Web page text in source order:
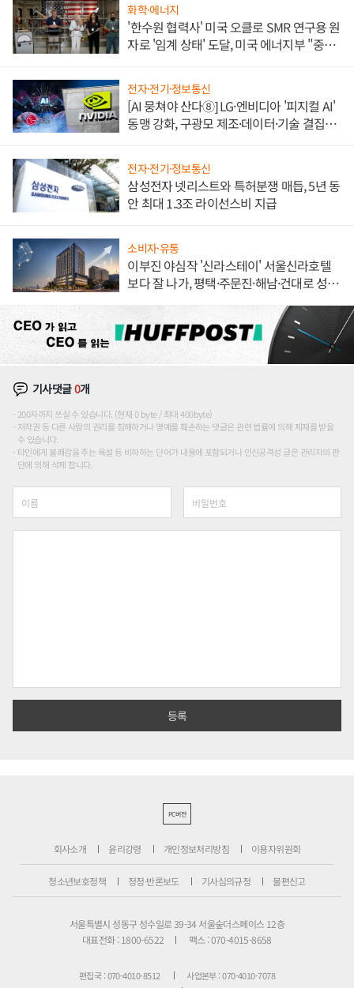
화학·에너지
'한수원 협력사' 미국 오클로 SMR 연구용 원
자로 '임계 상태' 도달, 미국 에너지부 "중요
전자·전기·정보통신
[AI 뭉쳐야 산다⑧] LG·엔비디아 '피지컬 AI'
동맹 강화, 구광모 제조·데이터·기술 결집
전자·전기·정보통신
삼성전자 넷리스트와 특허분쟁 매듭, 5년 동
안 최대 1.3조 라이선스비 지급
소비자·유통
이부진 야심작 '신라스테이' 서울신라호텔
보다 잘 나가, 평택·주문진·해남·건대로 성
기사댓글0개
200자까지 쓰실 수 있습니다. (현재 0 byte / 최대 400byte)
저작권 등 다른 사람의 권리를 침해하거나 명예를 훼손하는 댓글은 관련 법률에 의해 제재를 받을
수 있습니다.
타인에게 불쾌감을 주는 욕설 등 비하하는 단어가 내용에 포함되거나 인신공격성 글은 관리자의 판
단에 의해 삭제 합니다.
PC버전
회사소개 윤리강령 개인정보처리방침 이용자위원회
청소년보호정책 정정·반론보도 기사심의규정 불편신고
서울특별시 성동구 성수일로 39-34 서울숲더스페이스 12층
대표전화 : 1800-6522
팩스 : 070-4015-8658
편집국 : 070-4010-8512
사업본부 : 070-4010-7078